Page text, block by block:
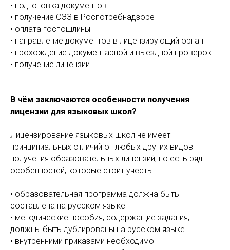
• подготовка документов
• получение СЭЗ в Роспотребнадзоре
• оплата госпошлины
• направление документов в лицензирующий орган
• прохождение документарной и выездной проверок
• получение лицензии
В чём заключаются особенности получения
лицензии для языковых школ?
Лицензирование языковых школ не имеет
принципиальных отличий от любых других видов
получения образовательных лицензий, но есть ряд
особенностей, которые стоит учесть:
• образовательная программа должна быть
составлена на русском языке
• методические пособия, содержащие задания,
должны быть дублированы на русском языке
• внутренними приказами необходимо